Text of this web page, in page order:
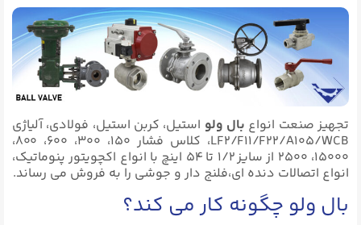
تجهیز صنعت انواع بال ولو استیل، کربن استیل، فولادی، آلیاژی
LF2/F11/F22/A105/WCB، کلاس فشار ۱۵۰، ۳۰۰، ۶۰۰، ۸۰۰،
۱۵۰۰۰، ۲۵۰۰ از سایز ۱/۲ تا ۵۴ اینچ با انواع اکچویتور پنوماتیک،
انواع اتصالات دنده ای،فلنج دار و جوشی را به فروش می رساند.
بال ولو چگونه کار می کند؟